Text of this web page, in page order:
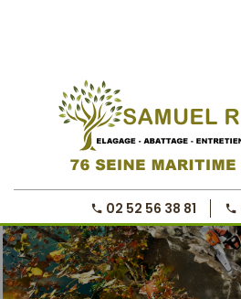
02 52 56 38 81